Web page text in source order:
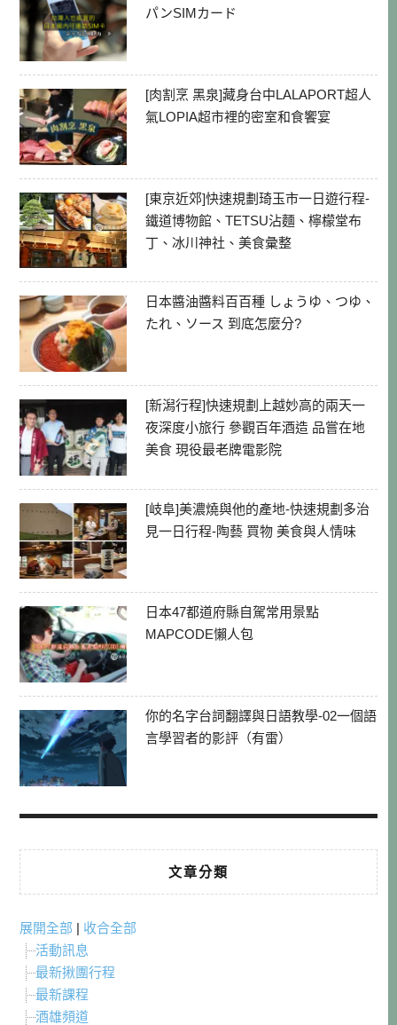
パンSIMカード
[肉割烹 黑泉]藏身台中LALAPORT超人
氣LOPIA超市裡的密室和食饗宴
[東京近郊]快速規劃琦玉市一日遊行程-
鐵道博物館、TETSU沾麵、檸檬堂布
丁、冰川神社、美食彙整
日本醬油醬料百百種 しょうゆ、つゆ、
たれ、ソース 到底怎麼分?
[新潟行程]快速規劃上越妙高的兩天一
夜深度小旅行 參觀百年酒造 品嘗在地
美食 現役最老牌電影院
[岐阜]美濃燒與他的產地-快速規劃多治
見一日行程-陶藝 買物 美食與人情味
日本47都道府縣自駕常用景點
MAPCODE懶人包
你的名字台詞翻譯與日語教學-02一個語
言學習者的影評（有雷）
文章分類
展開全部 | 收合全部
活動訊息
最新揪團行程
最新課程
酒雄頻道